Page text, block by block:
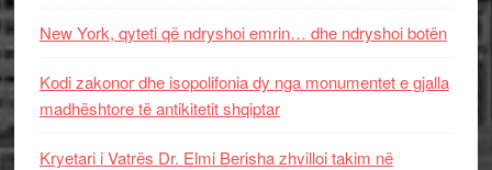
New York, qyteti që ndryshoi emrin… dhe ndryshoi botën
Kodi zakonor dhe isopolifonia dy nga monumentet e gjalla
madhështore të antikitetit shqiptar
Kryetari i Vatrës Dr. Elmi Berisha zhvilloi takim në